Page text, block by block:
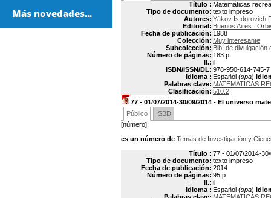
Título : Matemáticas
Tipo de documento: texto impreso
Autores: Yákov Isídorovich
Editorial: Buenos Aires :
Fecha de publicación: 1988
Colección: Muy interesante
Subcolección: Bib. de divulgación
Número de páginas: 183 p.
Il.: il
ISBN/ISSN/DL: 978-950-614-745-7
Idioma : Español (spa)
Palabras clave: MATEMATICAS
Clasificación: 510.2
77 - 01/07/2014-30/09/2014 - El universo
Público
ISBD
[número]
es un número de Temas de Investigación y
Título : 77 - 01/07/2014-
Tipo de documento: texto impreso
Fecha de publicación: 2014
Número de páginas: 95 p.
Il.: il
Idioma : Español (spa)
Más novedades...